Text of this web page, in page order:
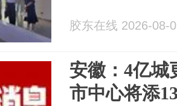
胶东在线 2026-08-
安徽：4亿城
市中心将添